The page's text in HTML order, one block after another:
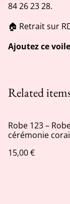
84 26 23 28.
🏠 Retrait sur
Ajoutez ce
Related
Robe 123 –
cérémonie
15,00 €